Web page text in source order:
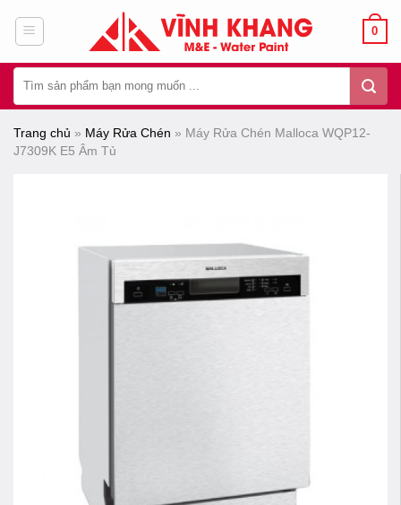
dung
0
kiếm:
Trang chủ » Máy Rửa Chén » Máy Rửa Chén Malloca WQP12-
J7309K E5 Âm Tủ